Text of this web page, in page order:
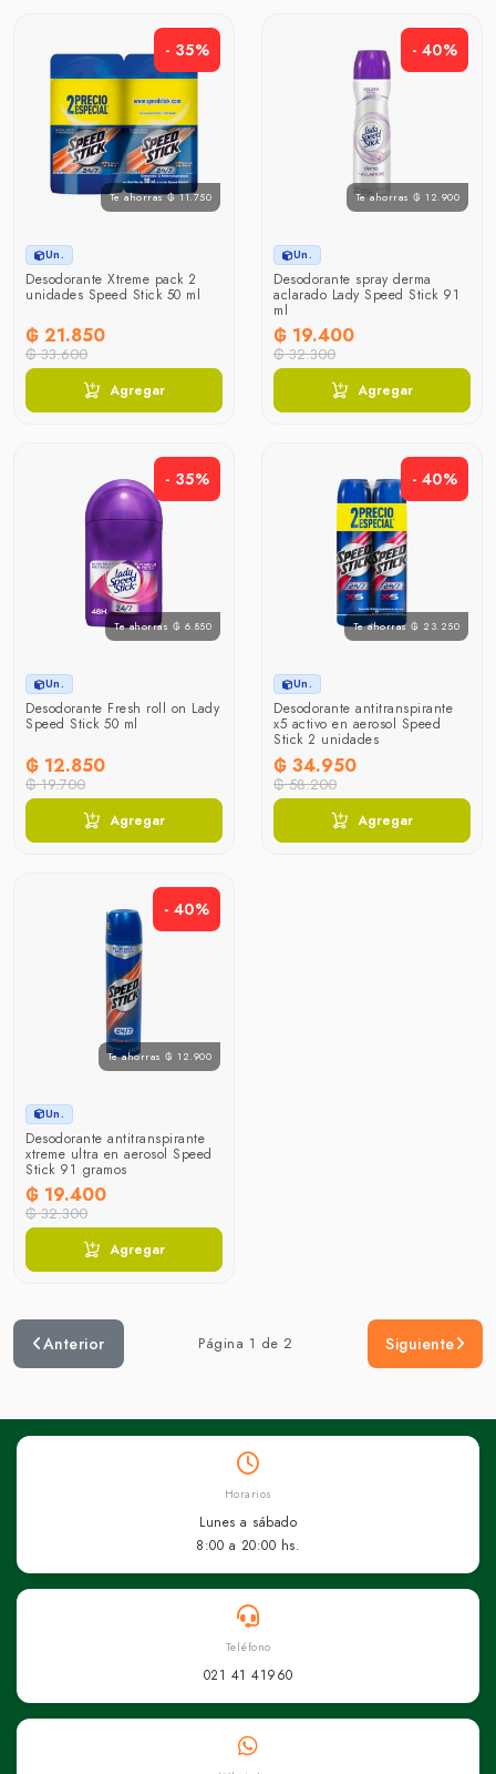
Te ahorras ₲ 11.750
- 35%
Un.
Desodorante Xtreme pack 2
unidades Speed Stick 50 ml
₲ 21.850
₲ 33.600
Agregar
Te ahorras ₲ 12.900
- 40%
Un.
Desodorante spray derma
aclarado Lady Speed Stick 91
ml
₲ 19.400
₲ 32.300
Agregar
Te ahorras ₲ 6.850
- 35%
Un.
Desodorante Fresh roll on Lady
Speed Stick 50 ml
₲ 12.850
₲ 19.700
Agregar
Te ahorras ₲ 23.250
- 40%
Un.
Desodorante antitranspirante
x5 activo en aerosol Speed
Stick 2 unidades
₲ 34.950
₲ 58.200
Agregar
Te ahorras ₲ 12.900
- 40%
Un.
Desodorante antitranspirante
xtreme ultra en aerosol Speed
Stick 91 gramos
₲ 19.400
₲ 32.300
Agregar
Anterior Página 1 de 2 Siguiente
Horarios
Lunes a sábado
8:00 a 20:00 hs.
Teléfono
021 41 41960